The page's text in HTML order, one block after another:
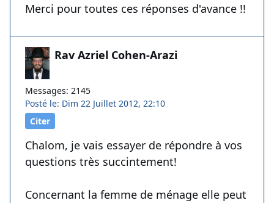
Merci pour toutes ces réponses d'avance !!
Rav Azriel Cohen-Arazi
Messages: 2145
Posté le: Dim 22 Juillet 2012, 22:10
Citer
Chalom, je vais essayer de répondre à vos
questions très succintement!
Concernant la femme de ménage elle peut